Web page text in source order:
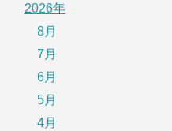
2026年
8月
7月
6月
5月
4月